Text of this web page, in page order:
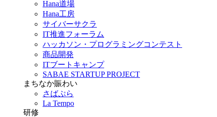
Hana道場
Hana工房
サイバーサクラ
IT推進フォーラム
ハッカソン・プログラミングコンテスト
商品開発
ITブートキャンプ
SABAE STARTUP PROJECT
まちなか賑わい
さばぷら
La Tempo
研修